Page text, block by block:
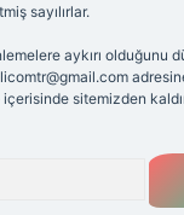
sayılırlar.
aykırı olduğunu
sitemizden